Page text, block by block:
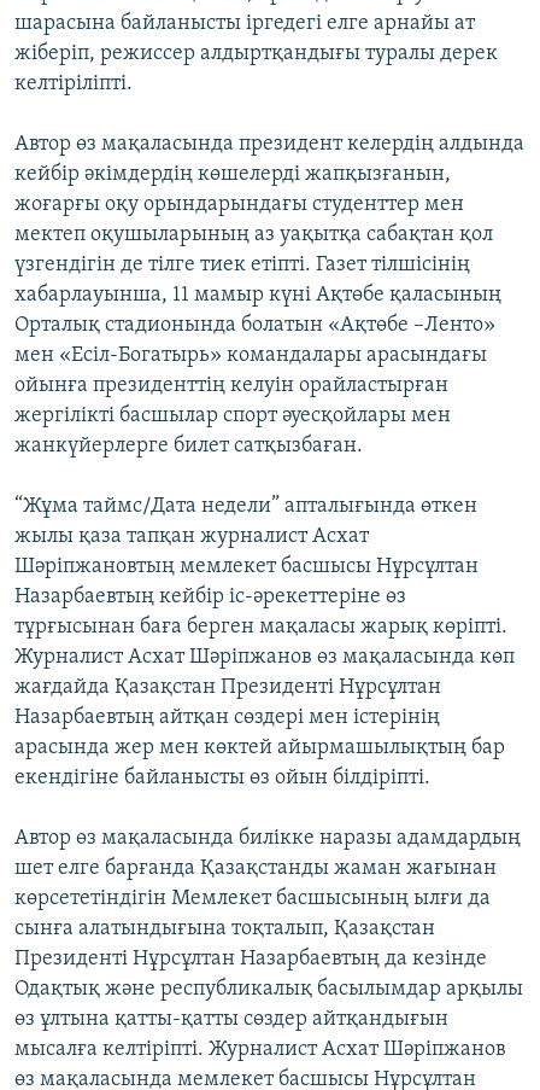
шарасына байланысты іргедегі елге арнайы ат
жіберіп, режиссер алдыртқандығы туралы дерек
келтіріліпті.
Автор өз мақаласында президент келердің алдында
кейбір әкімдердің көшелерді жапқызғанын,
жоғарғы оқу орындарындағы студенттер мен
мектеп оқушыларының аз уақытқа сабақтан қол
үзгендігін де тілге тиек етіпті. Газет тілшісінің
хабарлауынша, 11 мамыр күні Ақтөбе қаласының
Орталық стадионында болатын «Ақтөбе –Ленто»
мен «Есіл-Богатырь» командалары арасындағы
ойынға президенттің келуін орайластырған
жергілікті басшылар спорт әуесқойлары мен
жанкүйерлерге билет сатқызбаған.
“Жұма таймс/Дата недели” апталығында өткен
жылы қаза тапқан журналист Асхат
Шәріпжановтың мемлекет басшысы Нұрсұлтан
Назарбаевтың кейбір іс-әрекеттеріне өз
тұрғысынан баға берген мақаласы жарық көріпті.
Журналист Асхат Шәріпжанов өз мақаласында көп
жағдайда Қазақстан Президенті Нұрсұлтан
Назарбаевтың айтқан сөздері мен істерінің
арасында жер мен көктей айырмашылықтың бар
екендігіне байланысты өз ойын білдіріпті.
Автор өз мақаласында билікке наразы адамдардың
шет елге барғанда Қазақстанды жаман жағынан
көрсететіндігін Мемлекет басшысының ылғи да
сынға алатындығына тоқталып, Қазақстан
Президенті Нұрсұлтан Назарбаевтың да кезінде
Одақтық және республикалық басылымдар арқылы
өз ұлтына қатты-қатты сөздер айтқандығын
мысалға келтіріпті. Журналист Асхат Шәріпжанов
өз мақаласында мемлекет басшысы Нұрсұлтан